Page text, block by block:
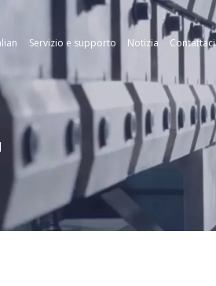
Servizio e supporto Notizia Contattaci